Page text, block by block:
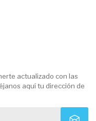
actualizado con las
aquí tu dirección de